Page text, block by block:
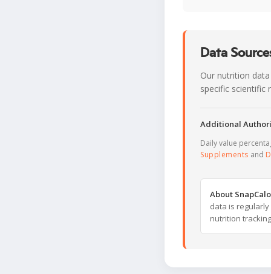
Data
Our nutrition
specific scientific
Additional
Daily value
Supplements and
About
data is
nutrition